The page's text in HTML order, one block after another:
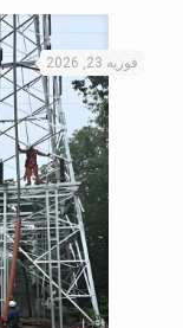
فوریه 23, 2026